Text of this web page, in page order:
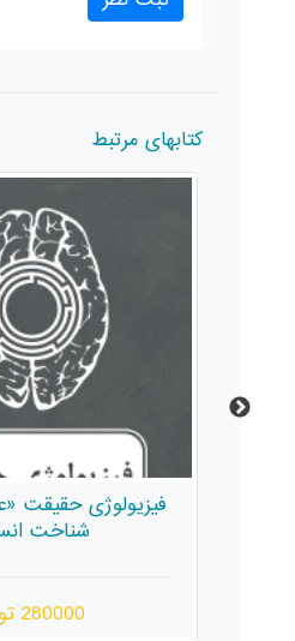
کتابهای مرتبط
حقیقت «عصب‌شناسی و